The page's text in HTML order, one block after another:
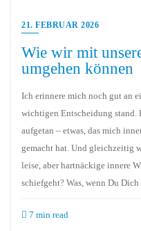
21. FEBRUAR 2026
Wie wir mit
umgehen können
Ich erinnere mich noch gut an
wichtigen Entscheidung
aufgetan – etwas, das mich
gemacht hat. Und gleichzeitig
leise, aber hartnäckige innere
schiefgeht? Was, wenn Du
7 min read